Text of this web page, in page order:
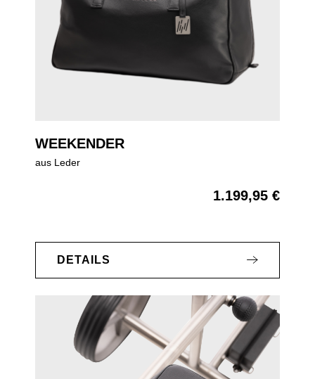
WEEKENDER
aus Leder
1.199,95 €
DETAILS